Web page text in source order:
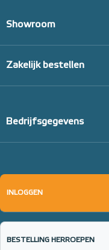
Showroom
Zakelijk bestellen
Bedrijfsgegevens
INLOGGEN
BESTELLING HERROEPEN